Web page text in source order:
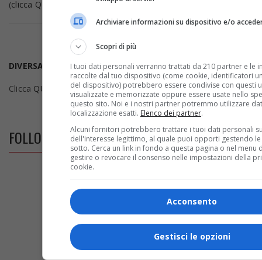
(clicca QUI
DIVERSAMENTE ABILI
Clicca QUI per tutte le info necessarie
FOLLOW US ON FACEBOOK
Archiviare informazioni su dispositivo e/o
Scopri di più
I tuoi dati personali verranno trattati da 210 partner e le
raccolte dal tuo dispositivo (come cookie, identificatori
del dispositivo) potrebbero essere condivise con questi
visualizzate e memorizzate oppure essere usate nello
questo sito. Noi e i nostri partner potremmo utilizzare
localizzazione esatti. Elenco dei partner.
Alcuni fornitori potrebbero trattare i tuoi dati personali
dell'interesse legittimo, al quale puoi opporti gestendo
sotto. Cerca un link in fondo a questa pagina o nel menu
gestire o revocare il consenso nelle impostazioni della
cookie.
Acconsento
Gestisci le opzioni